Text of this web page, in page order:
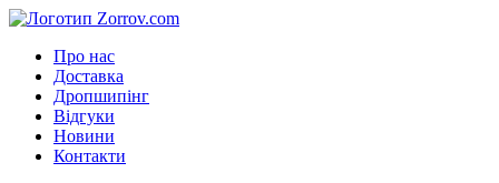
Про нас
Доставка
Дропшипінг
Відгуки
Новини
Контакти